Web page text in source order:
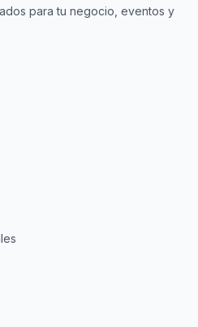
para tu negocio, eventos y